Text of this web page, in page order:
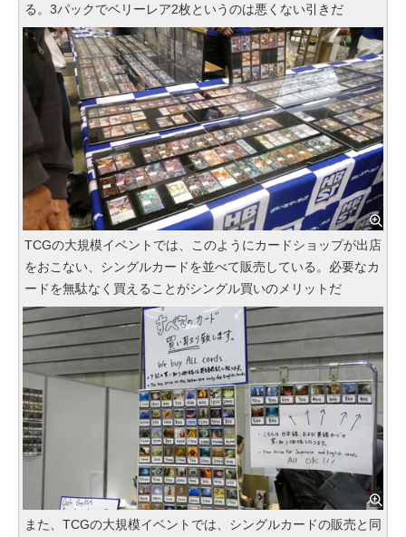
る。3パックでベリーレア2枚というのは悪くない引きだ
TCGの大規模イベントでは、このようにカードショップが出店
をおこない、シングルカードを並べて販売している。必要なカ
ードを無駄なく買えることがシングル買いのメリットだ
また、TCGの大規模イベントでは、シングルカードの販売と同